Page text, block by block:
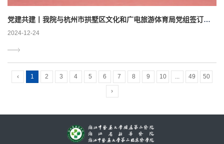
党建共建丨我院与杭州市拱墅区文化和广电旅游体育局党组签订党建共建协议
2024-12-24
‹ 1 2 3 4 5 6 7 8 9 10 ... 49 50
›